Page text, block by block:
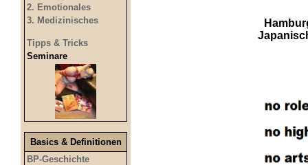
2. Emotionales
3. Medizinisches
Tipps & Tricks
Seminare
Basics & Definitionen
BP-Geschichte